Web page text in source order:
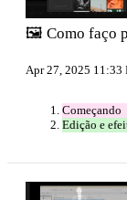
🖼️ Como faço
Apr 27, 2025 11:33
Começando
Edição e